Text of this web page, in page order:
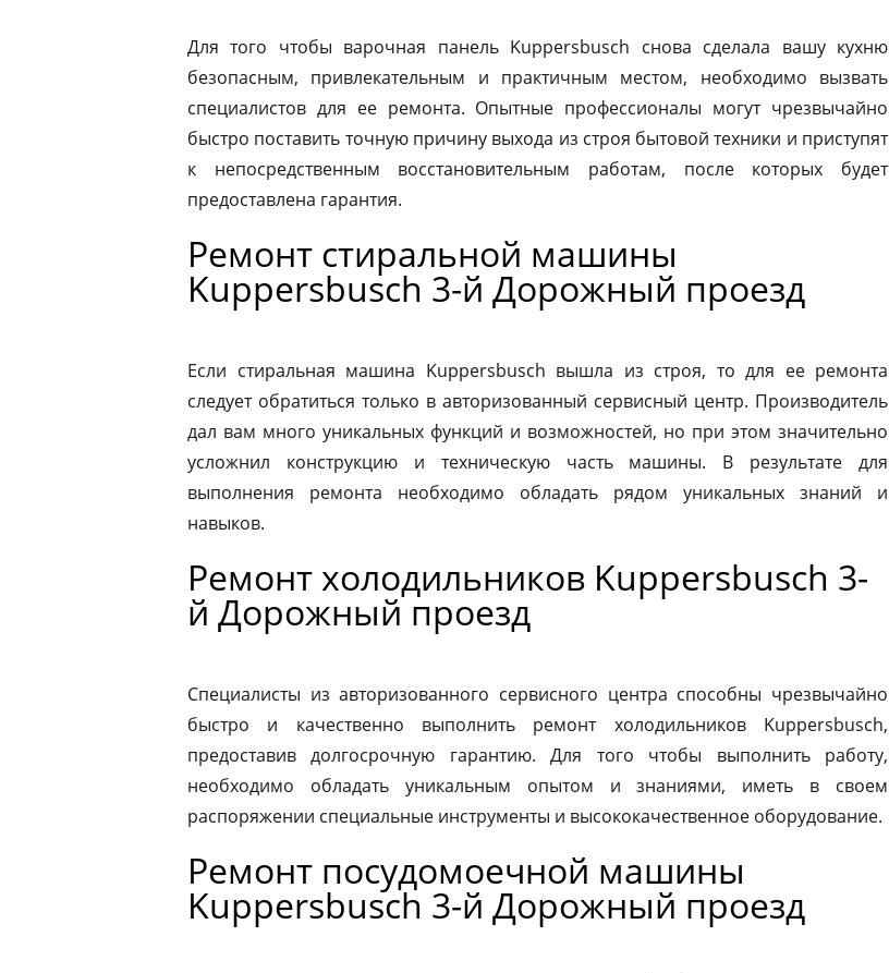
Для того чтобы варочная панель Kuppersbusch снова сделала вашу кухню
безопасным, привлекательным и практичным местом, необходимо вызвать
специалистов для ее ремонта. Опытные профессионалы могут чрезвычайно
быстро поставить точную причину выхода из строя бытовой техники и приступят
к непосредственным восстановительным работам, после которых будет
предоставлена гарантия.
Ремонт стиральной машины
Kuppersbusch 3-й Дорожный проезд
Если стиральная машина Kuppersbusch вышла из строя, то для ее ремонта
следует обратиться только в авторизованный сервисный центр. Производитель
дал вам много уникальных функций и возможностей, но при этом значительно
усложнил конструкцию и техническую часть машины. В результате для
выполнения ремонта необходимо обладать рядом уникальных знаний и
навыков.
Ремонт холодильников Kuppersbusch 3-
й Дорожный проезд
Специалисты из авторизованного сервисного центра способны чрезвычайно
быстро и качественно выполнить ремонт холодильников Kuppersbusch,
предоставив долгосрочную гарантию. Для того чтобы выполнить работу,
необходимо обладать уникальным опытом и знаниями, иметь в своем
распоряжении специальные инструменты и высококачественное оборудование.
Ремонт посудомоечной машины
Kuppersbusch 3-й Дорожный проезд